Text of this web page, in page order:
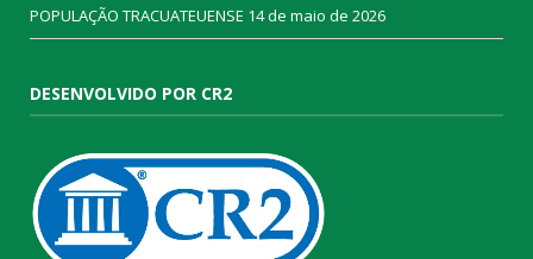
POPULAÇÃO TRACUATEUENSE 14 de maio de 2026
DESENVOLVIDO POR CR2